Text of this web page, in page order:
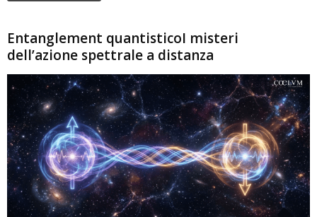
Entanglement quantisticoI misteri
dell’azione spettrale a distanza